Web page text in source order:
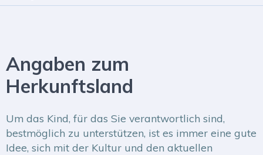
Angaben zum
Herkunftsland
Um das Kind, für das Sie verantwortlich sind,
bestmöglich zu unterstützen, ist es immer eine gute
Idee, sich mit der Kultur und den aktuellen